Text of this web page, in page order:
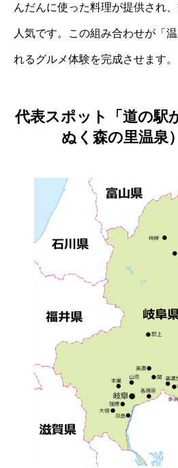
んだんに使った料理が提供され
人気です。この組み合わせが「
れるグルメ体験を完成させます。
代表スポット「道の駅
ぬく森の里温泉